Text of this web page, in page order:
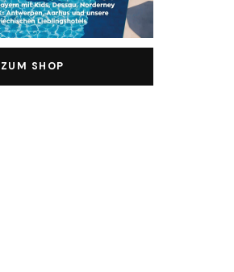
ZUM SHOP